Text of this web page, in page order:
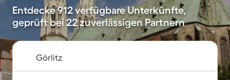
Entdecke 912 verfügbare Unterkünfte,
geprüft bei 22 zuverlässigen Partnern